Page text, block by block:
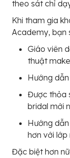
theo sát chỉ
Khi tham gia
Academy, bạn
Giáo viên
thuật
Hướng
Được thỏa
bridal mới
Hướng
hơn với lớp
Đặc biệt hơn